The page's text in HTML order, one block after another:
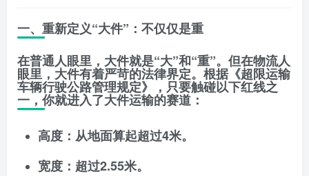
一、重新定义“大件”：不仅仅是重
在普通人眼里，大件就是“大”和“重”。但在物流人
眼里，大件有着严苛的法律界定。根据《超限运输
车辆行驶公路管理规定》，只要触碰以下红线之
一，你就进入了大件运输的赛道：
高度 ：从地面算起超过4米。
宽度 ：超过2.55米。